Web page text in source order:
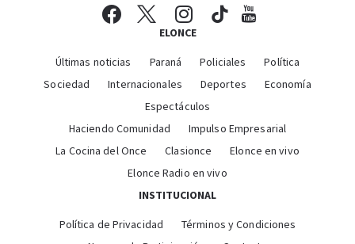
ELONCE
Últimas noticias Paraná Policiales
Política
Sociedad
Internacionales Deportes
Economía
Espectáculos
Haciendo Comunidad
Impulso Empresarial
La Cocina del Once
Clasionce
Elonce en vivo
Elonce Radio en vivo
INSTITUCIONAL
Política de Privacidad
Términos y Condiciones